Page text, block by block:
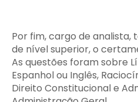
Por fim, cargo de
de nível superior, o
As questões foram sobre
Espanhol ou Inglês,
Direito Constitucional e